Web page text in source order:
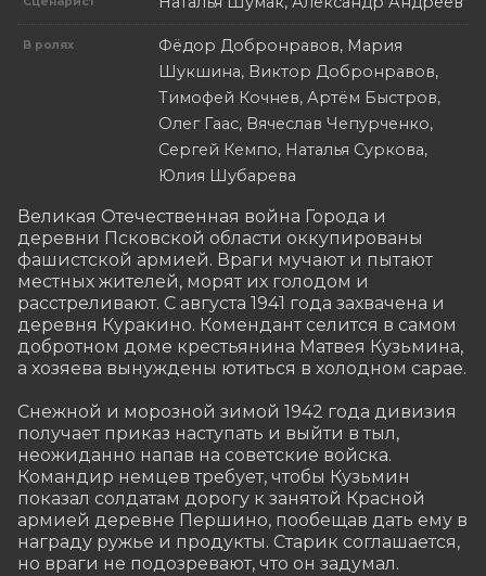
В ролях
Фёдор Добронравов, Мария
Шукшина, Виктор Добронравов,
Тимофей Кочнев, Артём Быстров,
Олег Гаас, Вячеслав Чепурченко,
Сергей Кемпо, Наталья Суркова,
Юлия Шубарева
Великая Отечественная война Города и
деревни Псковской области оккупированы
фашистской армией. Враги мучают и пытают
местных жителей, морят их голодом и
расстреливают. С августа 1941 года захвачена и
деревня Куракино. Комендант селится в самом
добротном доме крестьянина Матвея Кузьмина,
а хозяева вынуждены ютиться в холодном сарае.
Снежной и морозной зимой 1942 года дивизия
получает приказ наступать и выйти в тыл,
неожиданно напав на советские войска.
Командир немцев требует, чтобы Кузьмин
показал солдатам дорогу к занятой Красной
армией деревне Першино, пообещав дать ему в
награду ружье и продукты. Старик соглашается,
но враги не подозревают, что он задумал.